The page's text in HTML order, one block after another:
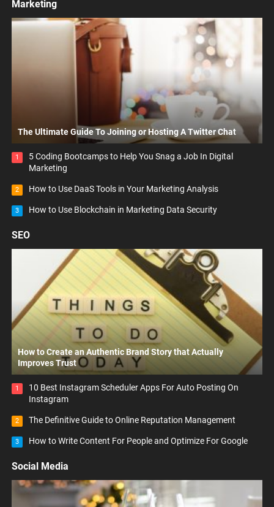
Marketing
The Ultimate Guide To Joining or Hosting A Twitter Chat
1
5 Coding Bootcamps to Help You Snag a Job In Digital
Marketing
2 How to Use DaaS Tools in Your Marketing Analysis
3 How to Use Blockchain in Marketing Data Security
SEO
How to Create an Authentic Brand Story that Actually
Improves Trust
1
10 Best Instagram Scheduler Apps For Auto Posting On
Instagram
2 The Definitive Guide to Online Reputation Management
3 How to Write Content For People and Optimize For Google
Social Media